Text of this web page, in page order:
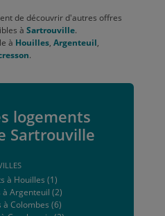
de découvrir d'autres offres
à Sartrouville.
à Houilles, Argenteuil,
.
logements
Sartrouville
à Houilles (1)
à Argenteuil (2)
à Colombes (6)